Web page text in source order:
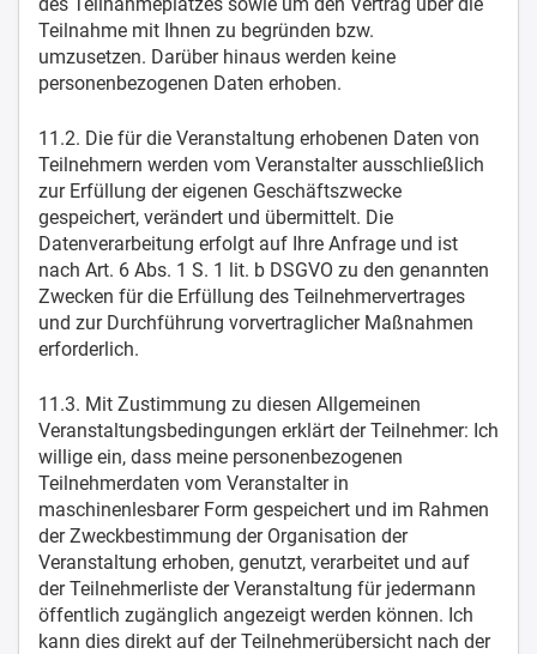
Teilnahme mit Ihnen zu begründen bzw.
umzusetzen. Darüber hinaus werden keine
personenbezogenen Daten erhoben.
11.2. Die für die Veranstaltung erhobenen Daten von
Teilnehmern werden vom Veranstalter ausschließlich
zur Erfüllung der eigenen Geschäftszwecke
gespeichert, verändert und übermittelt. Die
Datenverarbeitung erfolgt auf Ihre Anfrage und ist
nach Art. 6 Abs. 1 S. 1 lit. b DSGVO zu den genannten
Zwecken für die Erfüllung des Teilnehmervertrages
und zur Durchführung vorvertraglicher Maßnahmen
erforderlich.
11.3. Mit Zustimmung zu diesen Allgemeinen
Veranstaltungsbedingungen erklärt der Teilnehmer: Ich
willige ein, dass meine personenbezogenen
Teilnehmerdaten vom Veranstalter in
maschinenlesbarer Form gespeichert und im Rahmen
der Zweckbestimmung der Organisation der
Veranstaltung erhoben, genutzt, verarbeitet und auf
der Teilnehmerliste der Veranstaltung für jedermann
öffentlich zugänglich angezeigt werden können. Ich
kann dies direkt auf der Teilnehmerübersicht nach der